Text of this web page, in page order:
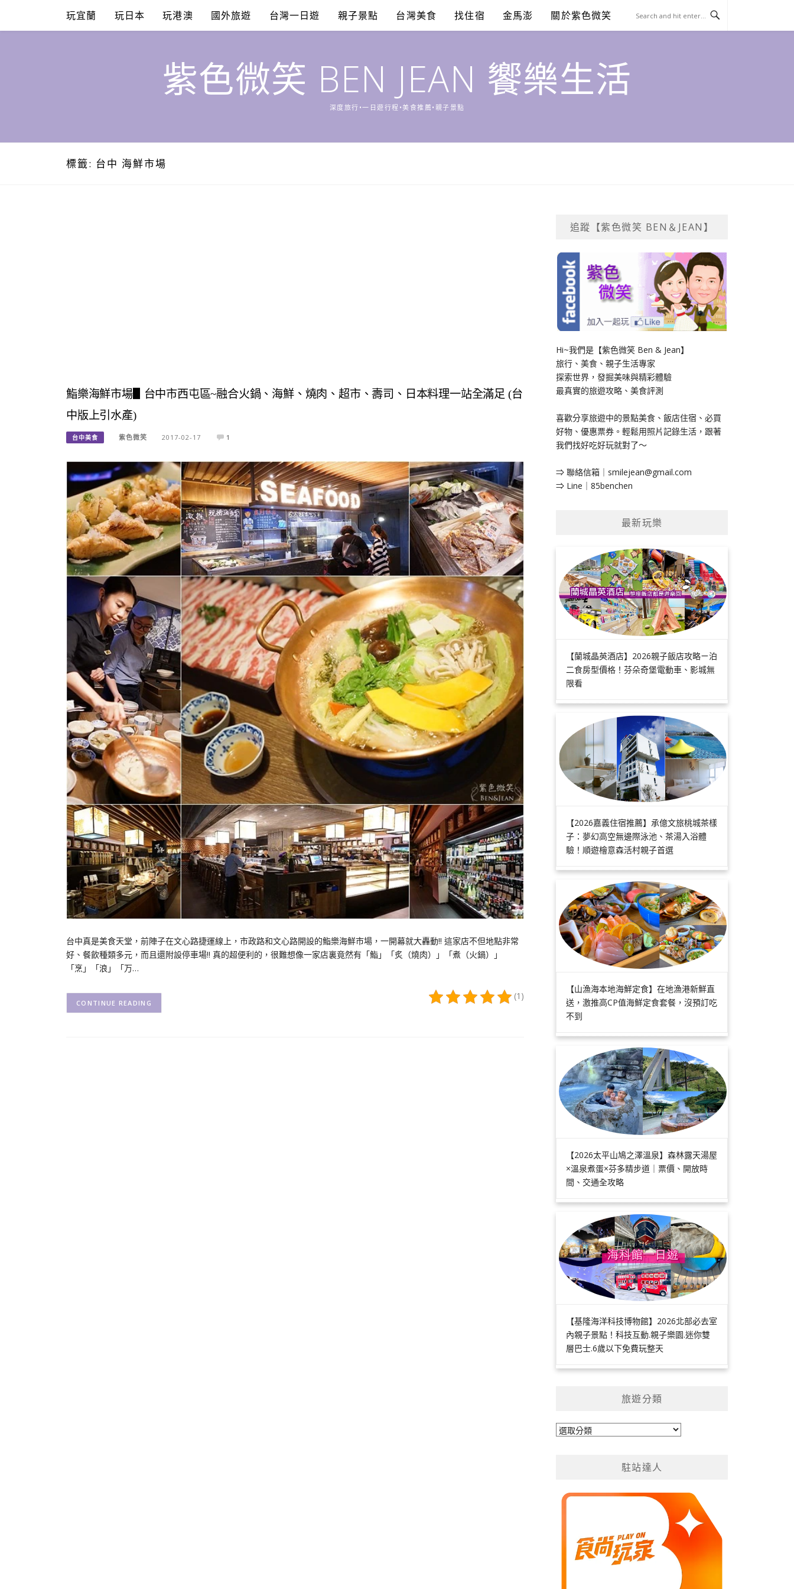
content
玩宜蘭 玩日本 玩港澳 國外旅遊 台灣一日遊 親子景點 台灣美食 找住宿 金馬澎 關於紫色微笑
紫色微笑 BEN JEAN 饗樂生活
深度旅行•一日遊行程•美食推薦•親子景點
標籤: 台中 海鮮市場
鮨樂海鮮市場▋台中市西屯區~融合火鍋、海鮮、燒肉、超市、壽司、日本料理一站全滿足 (台
中版上引水產)
台中美食 紫色微笑 2017-02-17 1
台中真是美食天堂，前陣子在文心路捷運線上，市政路和文心路開設的鮨樂海鮮市場，一開幕就大轟動!! 這家店不但地點非常
好、餐飲種類多元，而且還附設停車場!! 真的超便利的，很難想像一家店裏竟然有「鮨」「炙（燒肉）」「煮（火鍋）」
「烹」「浪」「万…
(1)
CONTINUE READING
追蹤【紫色微笑 BEN＆JEAN】
Hi~我們是【紫色微笑 Ben & Jean】
旅行、美食、親子生活專家
探索世界，發掘美味與精彩體驗
最真實的旅遊攻略、美食評測
喜歡分享旅遊中的景點美食、飯店住宿、必買
好物、優惠票券。輕鬆用照片記錄生活，跟著
我們找好吃好玩就對了～
⇒ 聯絡信箱｜ smilejean@gmail.com
⇒ Line｜85benchen
最新玩樂
【蘭城晶英酒店】2026親子飯店攻略ㄧ泊
二食房型價格！芬朵奇堡電動車、影城無
限看
【2026嘉義住宿推薦】承億文旅桃城茶樣
子：夢幻高空無邊際泳池、茶湯入浴體
驗！順遊檜意森活村親子首選
【山漁海本地海鮮定食】在地漁港新鮮直
送，激推高CP值海鮮定食套餐，沒預訂吃
不到
【2026太平山鳩之澤溫泉】森林露天湯屋
×溫泉煮蛋×芬多精步道｜票價、開放時
間、交通全攻略
【基隆海洋科技博物館】2026北部必去室
內親子景點！科技互動.親子樂園.迷你雙
層巴士.6歲以下免費玩整天
旅遊分類
旅
駐站達人